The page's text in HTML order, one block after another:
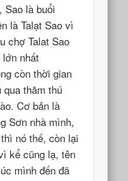
Sao là buổi
là Talạt Sao vì
chợ Talat Sao
nhất
còn thời gian
qua thăm thú
Cơ bản là
Sơn nhà mình,
nó thế, còn lại
kể cũng lạ, tên
mình đến đã